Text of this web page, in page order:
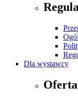
Dla wystawcy
Oferta